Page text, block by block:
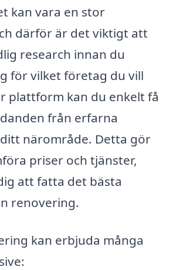
kan vara en stor
därför är det viktigt att
research innan du
för vilket företag du vill
plattform kan du enkelt få
från erfarna
närområde. Detta gör
priser och tjänster,
att fatta det bästa
renovering.
kan erbjuda många